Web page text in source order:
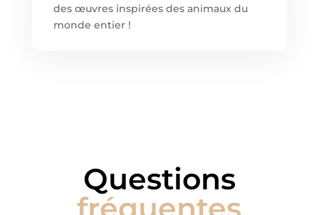
des œuvres inspirées des animaux du
monde entier !
Questions